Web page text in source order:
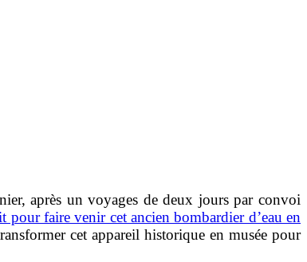
après un voyages de deux jours par convoi
pour faire venir cet ancien bombardier d’eau en
cet appareil historique en musée pour